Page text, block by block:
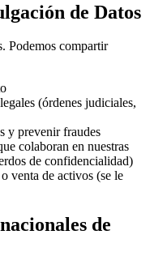
de Datos
Podemos compartir
(órdenes judiciales,
y prevenir fraudes
colaboran en nuestras
de confidencialidad)
venta de activos (se le
de